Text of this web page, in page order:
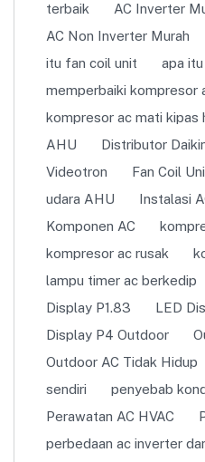
terbaik
AC Inverter
AC Non Inverter Murah
itu fan coil unit
apa
memperbaiki kompresor
kompresor ac mati kipas
AHU
Distributor
Videotron
Fan Coil
udara AHU
Instalasi
Komponen AC
kompresor ac rusak
lampu timer ac berkedip
Display P1.83
LED
Display P4 Outdoor
Outdoor AC Tidak Hidup
sendiri
penyebab
Perawatan AC HVAC
perbedaan ac inverter